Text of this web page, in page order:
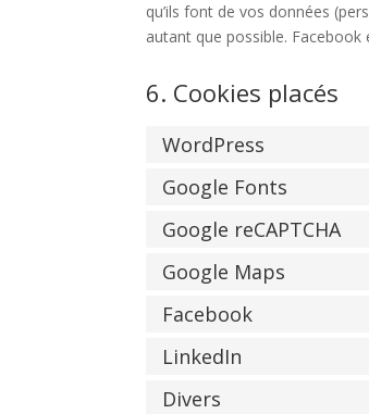
qu’ils font de vos données
autant que possible.
6. Cookies placés
WordPress
Google Fonts
Google reCAPTCHA
Google Maps
Facebook
LinkedIn
Divers